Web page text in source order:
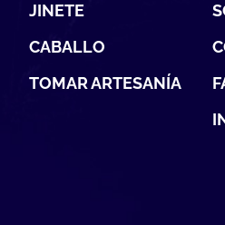
JINETE
CABALLO
TOMAR ARTESANÍA